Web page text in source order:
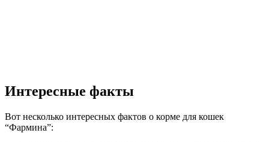
Интересные факты
Вот несколько интересных фактов о корме для кошек
“Фармина”: